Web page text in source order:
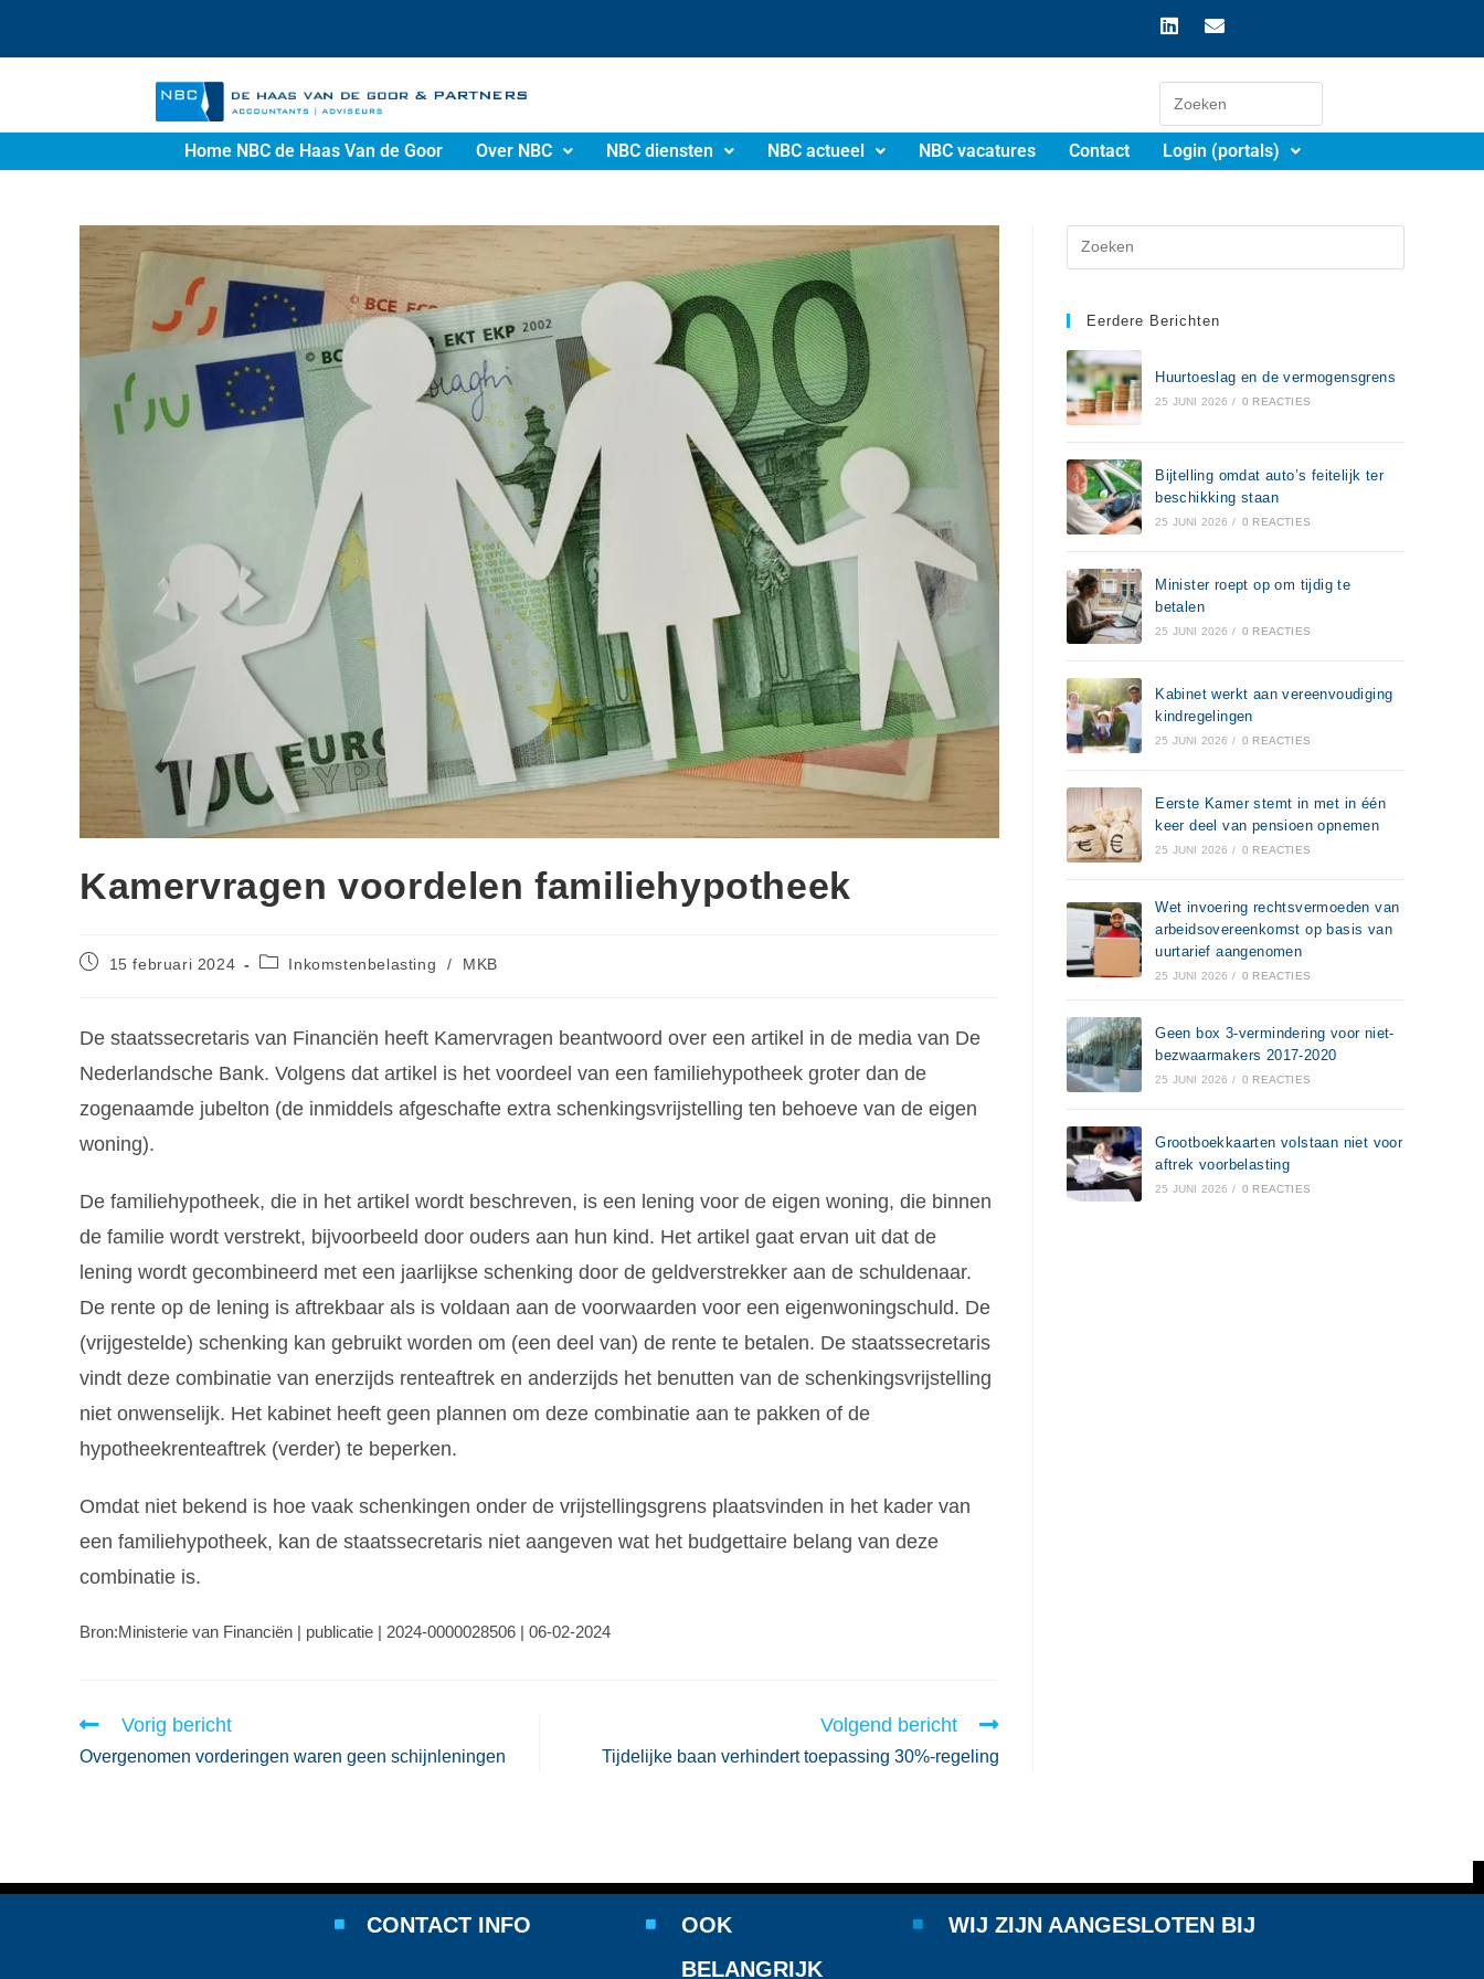
Home NBC de Haas Van de Goor Over NBC NBC diensten NBC actueel NBC vacatures Contact Login (portals)
Kamervragen voordelen familiehypotheek
15 februari 2024 Inkomstenbelasting / MKB
De staatssecretaris van Financiën heeft Kamervragen beantwoord over een artikel in de media van De
Nederlandsche Bank. Volgens dat artikel is het voordeel van een familiehypotheek groter dan de
zogenaamde jubelton (de inmiddels afgeschafte extra schenkingsvrijstelling ten behoeve van de eigen
woning).
De familiehypotheek, die in het artikel wordt beschreven, is een lening voor de eigen woning, die binnen
de familie wordt verstrekt, bijvoorbeeld door ouders aan hun kind. Het artikel gaat ervan uit dat de
lening wordt gecombineerd met een jaarlijkse schenking door de geldverstrekker aan de schuldenaar.
De rente op de lening is aftrekbaar als is voldaan aan de voorwaarden voor een eigenwoningschuld. De
(vrijgestelde) schenking kan gebruikt worden om (een deel van) de rente te betalen. De staatssecretaris
vindt deze combinatie van enerzijds renteaftrek en anderzijds het benutten van de schenkingsvrijstelling
niet onwenselijk. Het kabinet heeft geen plannen om deze combinatie aan te pakken of de
hypotheekrenteaftrek (verder) te beperken.
Omdat niet bekend is hoe vaak schenkingen onder de vrijstellingsgrens plaatsvinden in het kader van
een familiehypotheek, kan de staatssecretaris niet aangeven wat het budgettaire belang van deze
combinatie is.
Bron:Ministerie van Financiën | publicatie | 2024-0000028506 | 06-02-2024
Vorig bericht
Overgenomen vorderingen waren geen schijnleningen
Volgend bericht
Tijdelijke baan verhindert toepassing 30%-regeling
Eerdere Berichten
Huurtoeslag en de vermogensgrens
25 JUNI 2026 / 0 REACTIES
Bijtelling omdat auto’s feitelijk ter
beschikking staan
25 JUNI 2026 / 0 REACTIES
Minister roept op om tijdig te
betalen
25 JUNI 2026 / 0 REACTIES
Kabinet werkt aan vereenvoudiging
kindregelingen
25 JUNI 2026 / 0 REACTIES
Eerste Kamer stemt in met in één
keer deel van pensioen opnemen
25 JUNI 2026 / 0 REACTIES
Wet invoering rechtsvermoeden van
arbeidsovereenkomst op basis van
uurtarief aangenomen
25 JUNI 2026 / 0 REACTIES
Geen box 3-vermindering voor niet-
bezwaarmakers 2017-2020
25 JUNI 2026 / 0 REACTIES
Grootboekkaarten volstaan niet voor
aftrek voorbelasting
25 JUNI 2026 / 0 REACTIES
CONTACT INFO
OOK
BELANGRIJK
WIJ ZIJN AANGESLOTEN BIJ